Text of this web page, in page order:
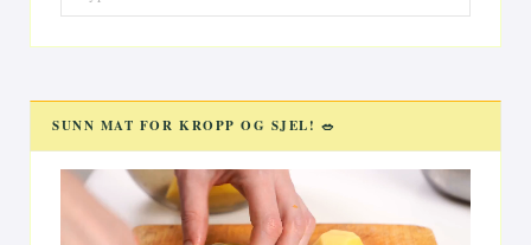
for:
SUNN MAT FOR KROPP OG SJEL! 🥗
Videoavspiller